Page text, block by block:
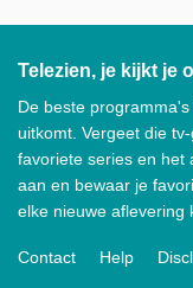
Telezien, je kijkt je
De beste
uitkomt. Vergeet die
favoriete series en het
aan en bewaar je
elke nieuwe aflevering
Contact Help